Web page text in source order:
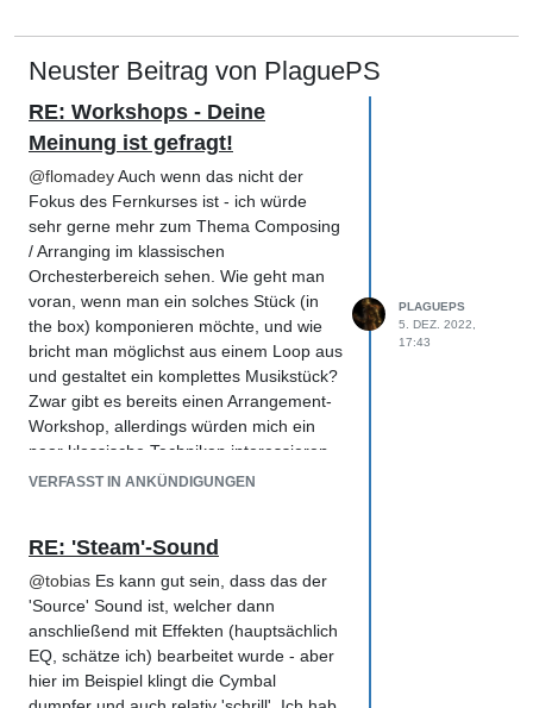
Neuster Beitrag von PlaguePS
RE: Workshops - Deine
Meinung ist gefragt!
@flomadeyAuch wenn das nicht der
Fokus des Fernkurses ist - ich würde
sehr gerne mehr zum Thema Composing
/ Arranging im klassischen
Orchesterbereich sehen. Wie geht man
voran, wenn man ein solches Stück (in
the box) komponieren möchte, und wie
bricht man möglichst aus einem Loop aus
und gestaltet ein komplettes Musikstück?
Zwar gibt es bereits einen Arrangement-
Workshop, allerdings würden mich ein
paar klassische Techniken interessieren
(in Bezug auf das Orchester), z.B Arbeit
Wenn hierbei sowohl auf den
horizontalen als auch auf den vertikalen
(Layering, Anordnung / Funktion der
einzelnen Instrumente etc) Verlauf
eingegangen wird, könnte das ein sehr
interessanter Workshop werden.
VERFASST IN ANKÜNDIGUNGEN
PLAGUEPS
5. DEZ. 2022,
17:43
RE: 'Steam'-Sound
@tobias Es kann gut sein, dass das der
'Source' Sound ist, welcher dann
anschließend mit Effekten (hauptsächlich
EQ, schätze ich) bearbeitet wurde - aber
hier im Beispiel klingt die Cymbal